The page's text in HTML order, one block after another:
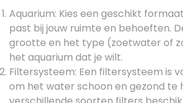
Aquarium: Kies een geschikt
past bij jouw ruimte en behoeften.
grootte en het type (zoetwater of
het aquarium dat je wilt.
Filtersysteem: Een filtersysteem is
om het water schoon en gezond te